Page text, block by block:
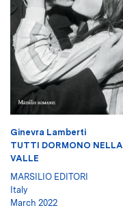
Ginevra Lamberti
TUTTI DORMONO NELLA
VALLE
MARSILIO EDITORI
Italy
March 2022